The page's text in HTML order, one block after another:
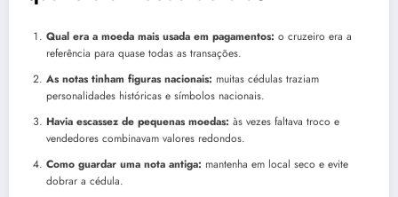
Qual era a moeda mais usada em pagamentos: o cruzeiro era a
referência para quase todas as transações.
As notas tinham figuras nacionais: muitas cédulas traziam
personalidades históricas e símbolos nacionais.
Havia escassez de pequenas moedas: às vezes faltava troco e
vendedores combinavam valores redondos.
Como guardar uma nota antiga: mantenha em local seco e evite
dobrar a cédula.